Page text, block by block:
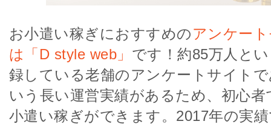
お小遣い稼ぎにおすすめのアンケー
は「D style web」 です！約85万人と
録している老舗のアンケートサイト
いう長い運営実績があるため、初心
小遣い稼ぎができます。2017年の実